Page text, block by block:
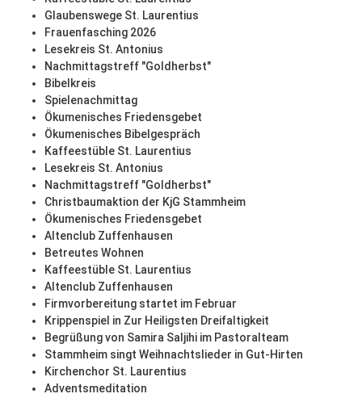
Glaubenswege St. Laurentius
Frauenfasching 2026
Lesekreis St. Antonius
Nachmittagstreff "Goldherbst"
Bibelkreis
Spielenachmittag
Ökumenisches Friedensgebet
Ökumenisches Bibelgespräch
Kaffeestüble St. Laurentius
Lesekreis St. Antonius
Nachmittagstreff "Goldherbst"
Christbaumaktion der KjG Stammheim
Ökumenisches Friedensgebet
Altenclub Zuffenhausen
Betreutes Wohnen
Kaffeestüble St. Laurentius
Altenclub Zuffenhausen
Firmvorbereitung startet im Februar
Krippenspiel in Zur Heiligsten Dreifaltigkeit
Begrüßung von Samira Saljihi im Pastoralteam
Stammheim singt Weihnachtslieder in Gut-Hirten
Kirchenchor St. Laurentius
Adventsmeditation